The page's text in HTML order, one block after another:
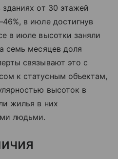
зданиях от 30 этажей
в июле достигнув
в июле высотки заняли
семь месяцев доля
связывают это с
к статусным объектам,
высоток в
жилья в них
людьми.